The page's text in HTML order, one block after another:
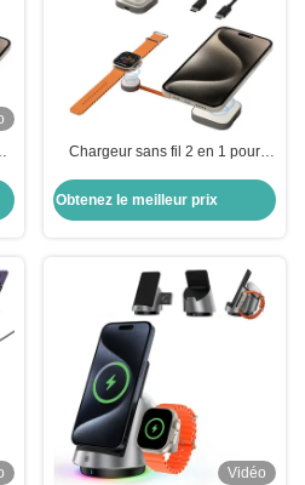
Chargeur sans fil 2 en 1 pour
plusieurs scénarios d'utilisation
Obtenez le meilleur prix
Vidéo